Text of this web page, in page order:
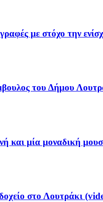
με στόχο την
του Δήμου
και μία μοναδική
στο Λουτράκι